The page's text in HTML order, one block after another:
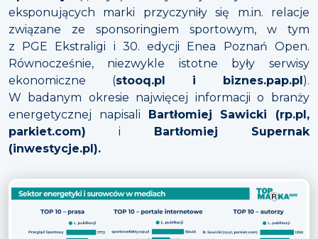
eksponujących marki przyczyniły się m.in. relacje
związane ze sponsoringiem sportowym, w tym
z PGE Ekstraligi i 30. edycji Enea Poznań Open.
Równocześnie, niezwykle istotne były serwisy
ekonomiczne (stooq.pl i biznes.pap.pl).
W badanym okresie najwięcej informacji o branży
energetycznej napisali Bartłomiej Sawicki (rp.pl,
parkiet.com) i Bartłomiej Supernak
(inwestycje.pl).